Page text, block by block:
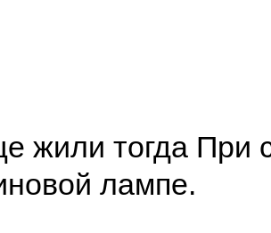
жили тогда При
лампе.